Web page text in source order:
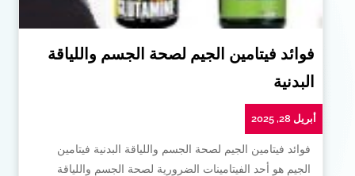
فوائد فيتامين الجيم لصحة الجسم واللياقة
البدنية
أبريل 28, 2025
فوائد فيتامين الجيم لصحة الجسم واللياقة البدنية فيتامين
الجيم هو أحد الفيتامينات الضرورية لصحة الجسم واللياقة